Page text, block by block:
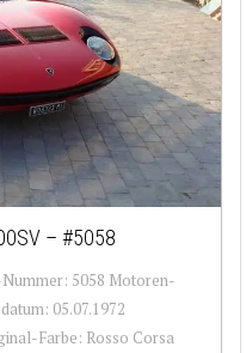
– #5058
5058 Motoren-
05.07.1972
Farbe: Rosso Corsa